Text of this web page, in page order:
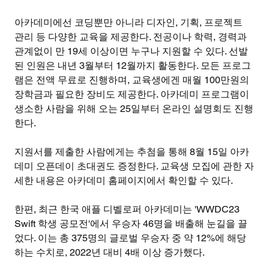
아카데미에선 코딩뿐만 아니라 디자인, 기획, 프로젝트
관리 등 다양한 교육을 제공한다. 전공이나 학력, 경력과
관계없이 만 19세 이상이면 누구나 지원할 수 있다. 선발
된 인원은 내년 3월부터 12월까지 활동한다. 모든 프로그
램은 전액 무료로 진행하며, 교육생에겐 매월 100만원의
장학금과 필요한 장비도 제공한다. 아카데미 프로그램이
생소한 사람을 위해 오는 25일부터 온라인 설명회도 진행
한다.
지원서를 제출한 사람에게는 추첨을 통해 8월 15일 아카
데미 오픈데이 초대권도 증정한다. 교육생 모집에 관한 자
세한 내용은 아카데미 홈페이지에서 확인할 수 있다.
한편, 최근 한국 애플 디벨로퍼 아카데미는 'WWDC23
Swift 학생 공모전'에서 우승자 46명을 배출해 눈길을 끌
었다. 이는 총 375명의 글로벌 우승자 중 약 12%에 해당
하는 수치로, 2022년 대비 4배 이상 증가했다.